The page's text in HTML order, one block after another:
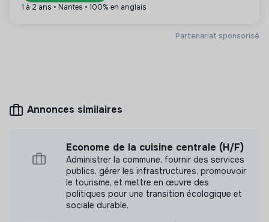
Energie
Mesure d'impact
Lire notre mesure d'impact
Partenariat sponsorisé
1 à 2 ans • Nantes • 100% en anglais
Annonces similaires
Econome de la cuisine centrale (H/F)
Administrer la commune, fournir des services
publics, gérer les infrastructures, promouvoir
le tourisme, et mettre en œuvre des
politiques pour une transition écologique et
sociale durable.